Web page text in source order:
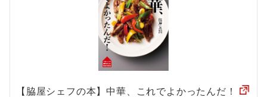
【脇屋シェフの本】中華、これでよかったんだ！